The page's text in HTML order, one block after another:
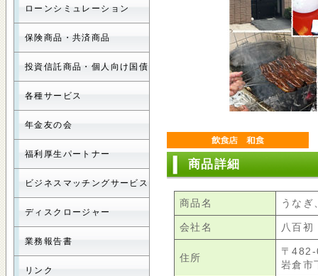
ローンシミュレーション
保険商品・共済商品
投資信託商品・個人向け国債
各種サービス
年金友の会
福利厚生パートナー
ビジネスマッチングサービス
ディスクロージャー
業務報告書
リンク
商品詳細
商品名 うなぎ
会社名 八百初
住所
〒
岩倉市